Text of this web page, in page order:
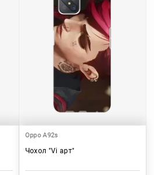
Oppo A92s
Чохол "Vi арт"